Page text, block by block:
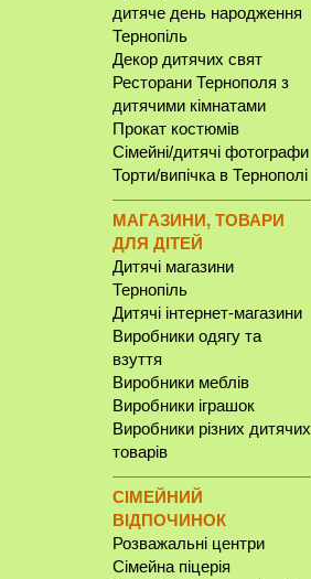
дитяче день народження
Тернопіль
Декор дитячих свят
Ресторани Тернополя з
дитячими кімнатами
Прокат костюмів
Сімейні/дитячі фотографи
Торти/випічка в Тернополі
МАГАЗИНИ, ТОВАРИ
ДЛЯ ДІТЕЙ
Дитячі магазини
Тернопіль
Дитячі інтернет-магазини
Виробники одягу та
взуття
Виробники меблів
Виробники іграшок
Виробники різних дитячих
товарів
СІМЕЙНИЙ
ВІДПОЧИНОК
Розважальні центри
Сімейна піцерія